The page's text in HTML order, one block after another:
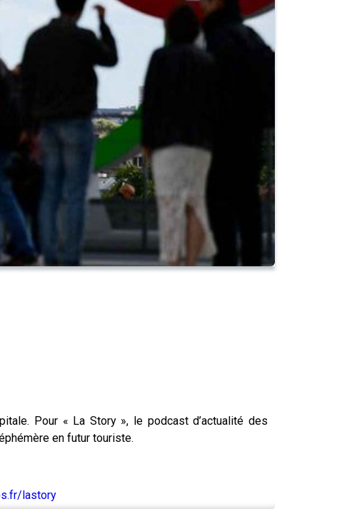
Pour « La Story », le podcast d’actualité des
en futur touriste.
lastory